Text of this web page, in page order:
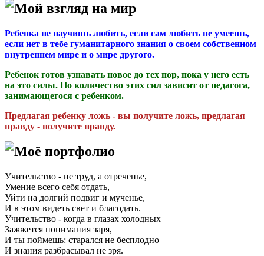
Мой взгляд на мир
Ребенка не научишь любить, если сам любить не умеешь,
если нет в тебе гуманитарного знания о своем собственном
внутреннем мире и о мире другого.
Ребенок готов узнавать новое до тех пор, пока у него есть
на это силы. Но количество этих сил зависит от педагога,
занимающегося с ребенком.
Предлагая ребенку ложь - вы получите ложь, предлагая
правду - получите правду.
Моё портфолио
Учительство - не труд, а отреченье,
Умение всего себя отдать,
Уйти на долгий подвиг и мученье,
И в этом видеть свет и благодать.
Учительство - когда в глазах холодных
Зажжется понимания заря,
И ты поймешь: старался не бесплодно
И знания разбрасывал не зря.